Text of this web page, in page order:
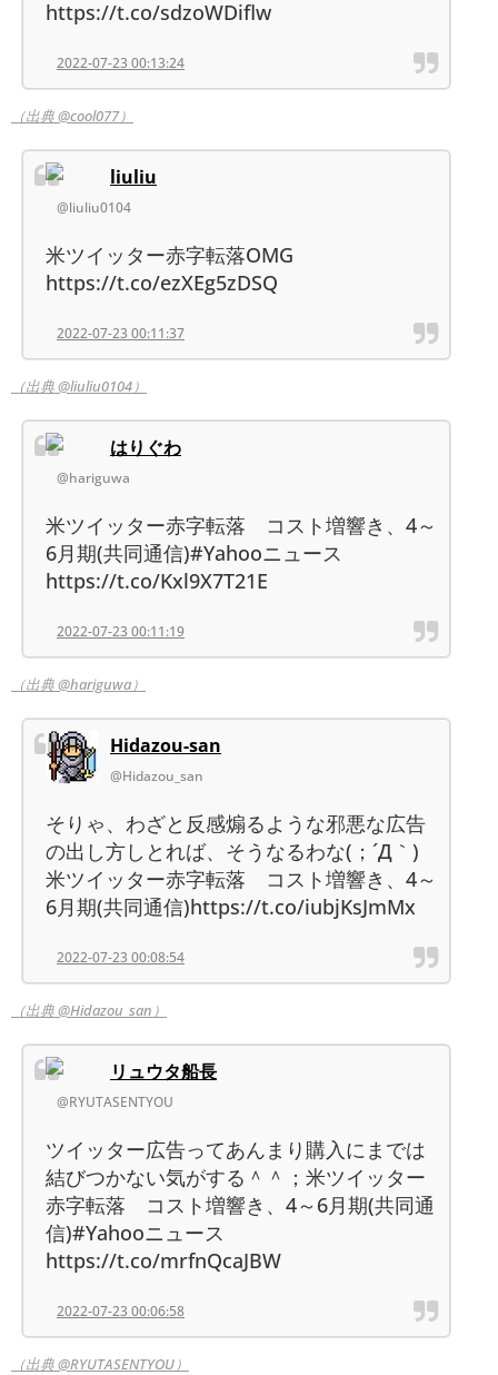
https://t.co/sdzoWDiflw
2022-07-23 00:13:24
（出典 @cool077）
liuliu
@liuliu0104
米ツイッター赤字転落OMG
https://t.co/ezXEg5zDSQ
2022-07-23 00:11:37
（出典 @liuliu0104）
はりぐわ
@hariguwa
米ツイッター赤字転落 コスト増響き、4～
6月期(共同通信)#Yahooニュース
https://t.co/Kxl9X7T21E
2022-07-23 00:11:19
（出典 @hariguwa）
Hidazou-san
@Hidazou_san
そりゃ、わざと反感煽るような邪悪な広告
の出し方しとれば、そうなるわな(；´Д｀)
米ツイッター赤字転落 コスト増響き、4～
6月期(共同通信)https://t.co/iubjKsJmMx
2022-07-23 00:08:54
（出典 @Hidazou_san）
リュウタ船長
@RYUTASENTYOU
ツイッター広告ってあんまり購入にまでは
結びつかない気がする＾＾；米ツイッター
赤字転落 コスト増響き、4～6月期(共同通
信)#Yahooニュース
https://t.co/mrfnQcaJBW
2022-07-23 00:06:58
（出典 @RYUTASENTYOU）